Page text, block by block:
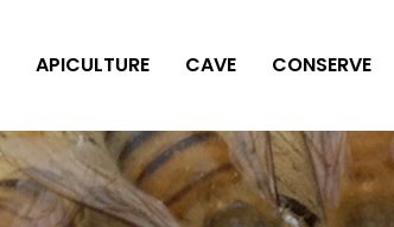
APICULTURE CAVE CONSERVE